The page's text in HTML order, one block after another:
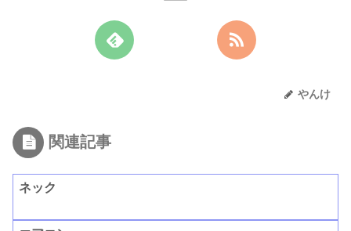
やんけ
関連記事
ネック